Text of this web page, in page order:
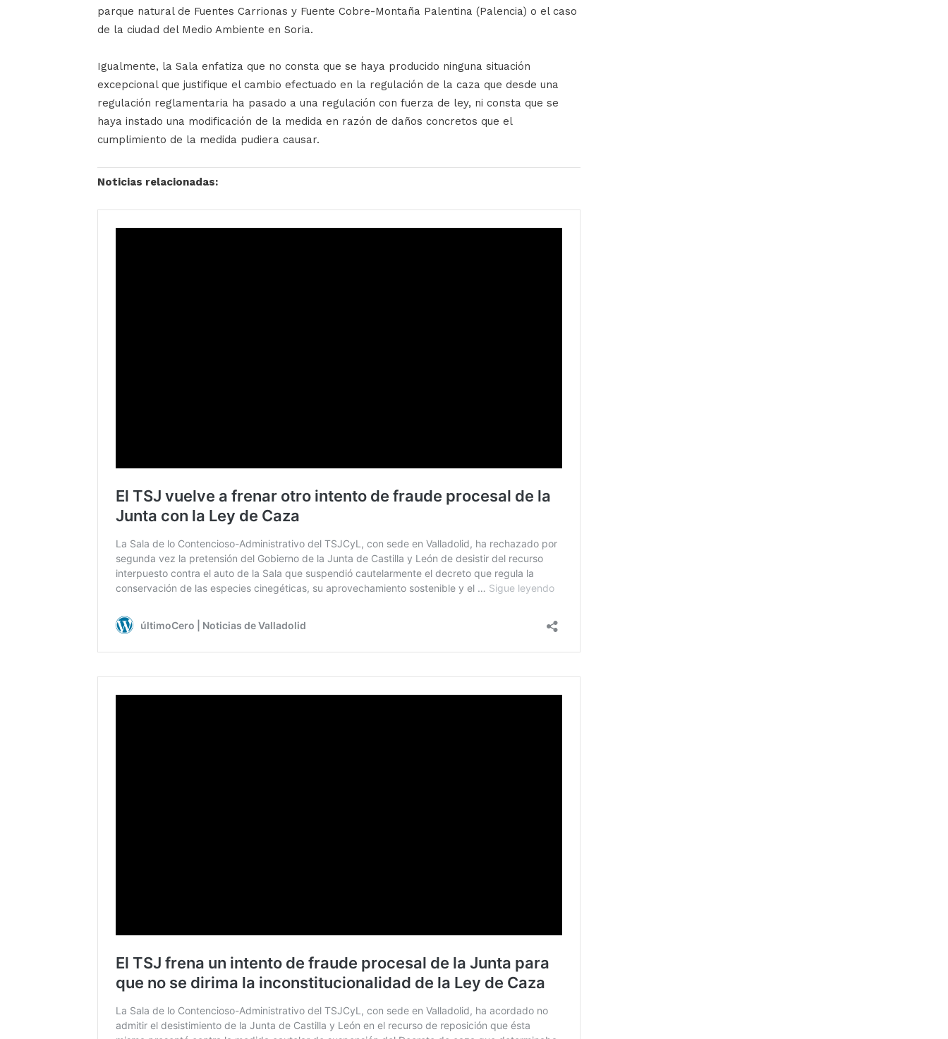
parque natural de Fuentes Carrionas y Fuente Cobre-Montaña Palentina (Palencia) o el caso
de la ciudad del Medio Ambiente en Soria.
Igualmente, la Sala enfatiza que no consta que se haya producido ninguna situación
excepcional que justifique el cambio efectuado en la regulación de la caza que desde una
regulación reglamentaria ha pasado a una regulación con fuerza de ley, ni consta que se
haya instado una modificación de la medida en razón de daños concretos que el
cumplimiento de la medida pudiera causar.
Noticias relacionadas: